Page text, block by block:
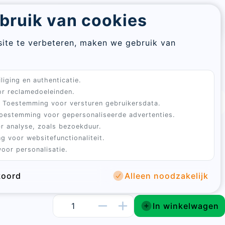
van cookies
te verbeteren, maken we gebruik van
en authenticatie.
reclamedoeleinden.
Toestemming voor versturen gebruikersdata.
voor gepersonaliseerde advertenties.
analyse, zoals bezoekduur.
voor websitefunctionaliteit.
personalisatie.
Alleen noodzakelijk
Aanmelden
tot 5 werkdagen 4.9 uit 100+ beoordelingen
robuuste buitenren voor wie kippen veilig en
constructie en het beschermende dak
is voor dagelijks gebruik, in elk seizoen.
In winkelwagen
Sluiten
Sign
in
Sluiten
te bevestigen.